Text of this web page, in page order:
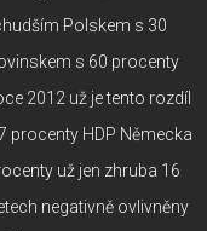
Polskem s 30
s 60 procenty
2012 už je tento rozdíl
procenty HDP Německa
už jen zhruba 16
negativně ovlivněny